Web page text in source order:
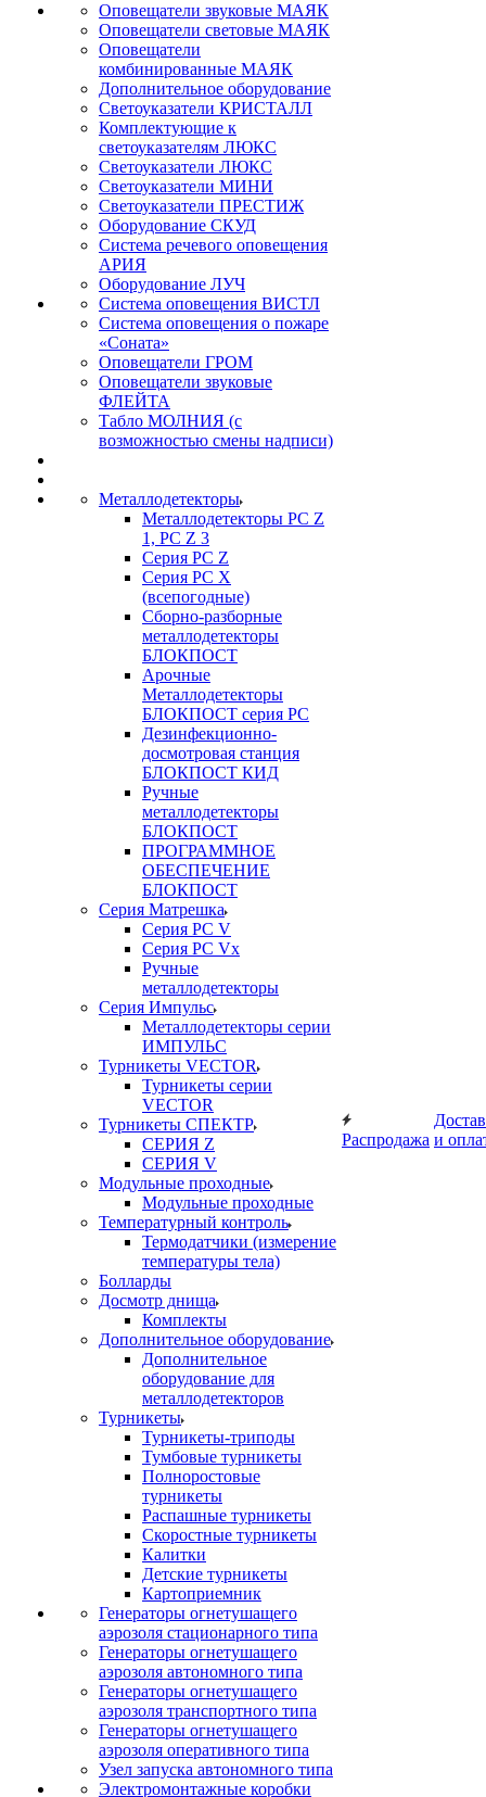
Оповещатели звуковые МАЯК
Оповещатели световые МАЯК
Оповещатели
комбинированные МАЯК
Дополнительное оборудование
Светоуказатели КРИСТАЛЛ
Комплектующие к
светоуказателям ЛЮКС
Светоуказатели ЛЮКС
Светоуказатели МИНИ
Светоуказатели ПРЕСТИЖ
Оборудование СКУД
Система речевого оповещения
АРИЯ
Оборудование ЛУЧ
Система оповещения ВИСТЛ
Система оповещения о пожаре
«Соната»
Оповещатели ГРОМ
Оповещатели звуковые
ФЛЕЙТА
Табло МОЛНИЯ (с
возможностью смены надписи)
Металлодетекторы
Металлодетекторы РС Z
1, PC Z 3
Серия РС Z
Серия РС X
(всепогодные)
Сборно-разборные
металлодетекторы
БЛОКПОСТ
Арочные
Металлодетекторы
БЛОКПОСТ серия РС
Дезинфекционно-
досмотровая станция
БЛОКПОСТ КИД
Ручные
металлодетекторы
БЛОКПОСТ
ПРОГРАММНОЕ
ОБЕСПЕЧЕНИЕ
БЛОКПОСТ
Серия Матрешка
Серия PC V
Серия PC Vx
Ручные
металлодетекторы
Серия Импульс
Металлодетекторы серии
ИМПУЛЬС
Турникеты VECTOR
Турникеты серии
VECTOR
Турникеты СПЕКТР
СЕРИЯ Z
СЕРИЯ V
Модульные проходные
Модульные проходные
Температурный контроль
Термодатчики (измерение
температуры тела)
Болларды
Досмотр днища
Комплекты
Дополнительное оборудование
Дополнительное
оборудование для
металлодетекторов
Турникеты
Турникеты-триподы
Тумбовые турникеты
Полноростовые
турникеты
Распашные турникеты
Скоростные турникеты
Калитки
Детские турникеты
Картоприемник
Генераторы огнетушащего
аэрозоля стационарного типа
Генераторы огнетушащего
аэрозоля автономного типа
Генераторы огнетушащего
аэрозоля транспортного типа
Генераторы огнетушащего
аэрозоля оперативного типа
Узел запуска автономного типа
Электромонтажные коробки
Распродажа и